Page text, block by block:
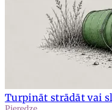
Turpināt strādāt vai